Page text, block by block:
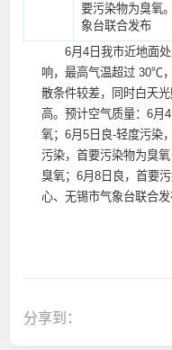
要污染物为臭氧
象台联合发布
6月4日我市近地面处
响，最高气温超过 30℃
散条件较差，同时白天
高。预计空气质量：6月
氧；6月5日良-轻度污染
污染，首要污染物为臭
臭氧；6月8日良，首要
心、无锡市气象台联合
分享到：